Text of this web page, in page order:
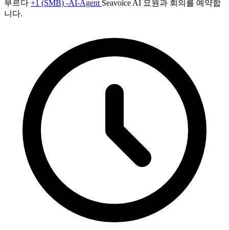
부르다 +1 (SMB) -AI-Agent Seavoice AI 요원과 회의를 예약합
니다.